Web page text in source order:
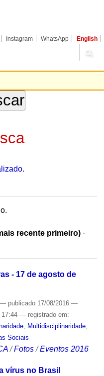
Instagram WhatsApp English
recente primeiro) ·
- 17 de agosto de
— publicado17/08/2016 —
— registrado em:
, Multidisciplinaridade,
Sociais
/Fotos /Eventos 2016
vírus no Brasil